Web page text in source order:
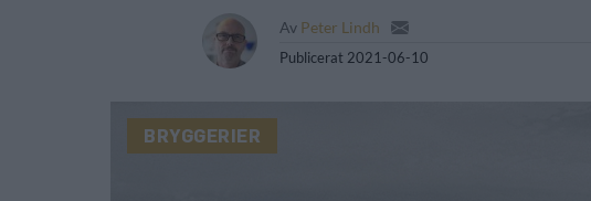
Av Peter Lindh
Publicerat 2021-06-10
BRYGGERIER